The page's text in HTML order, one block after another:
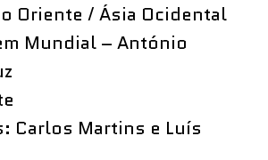
Oriente / Ásia Ocidental
Mundial – António
Carlos Martins e Luís